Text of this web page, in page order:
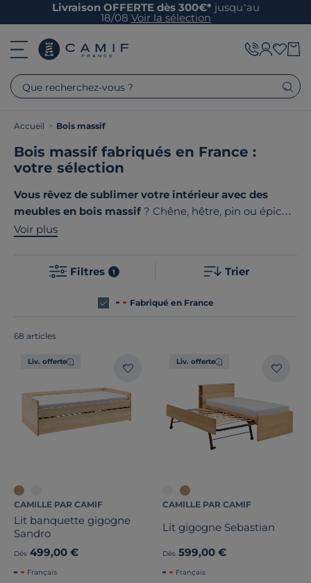
Livraison OFFERTE dès 300€* jusqu’au
18/08 Voir la sélection
Que recherchez-vous ?
Accueil > Bois massif
Bois massif fabriqués en France :
votre sélection
Vous rêvez de sublimer votre intérieur avec des
meubles en bois massif ? Chêne, hêtre, pin ou épicéa,
chaque essence révèle son caractère unique à travers
robustesse à votre intérieur. Le point commun de nos
produits ? Ils sont tous
Voir plus
Filtres 1 Trier
Fabriqué en France
68 articles
Liv. offerte
CAMILLE PAR CAMIF
Lit banquette gigogne
Sandro
Dès 499,00 €
Français
Liv. offerte
CAMILLE PAR CAMIF
Lit gigogne Sebastian
Dès 599,00 €
Français
Catégories